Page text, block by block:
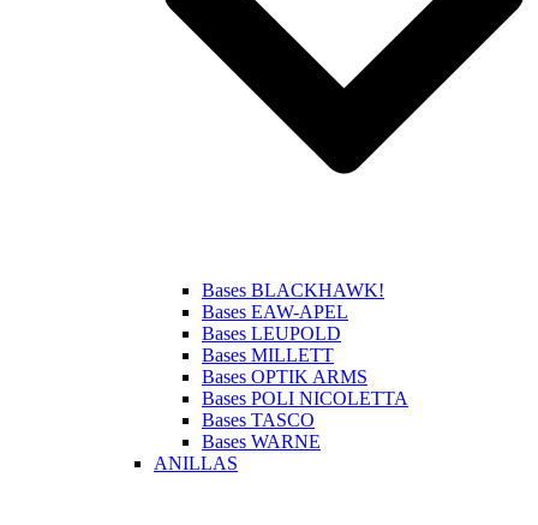
Bases BLACKHAWK!
Bases EAW-APEL
Bases LEUPOLD
Bases MILLETT
Bases OPTIK ARMS
Bases POLI NICOLETTA
Bases TASCO
Bases WARNE
ANILLAS